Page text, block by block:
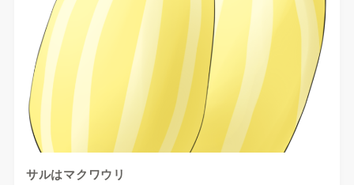
サルはマクワウリ